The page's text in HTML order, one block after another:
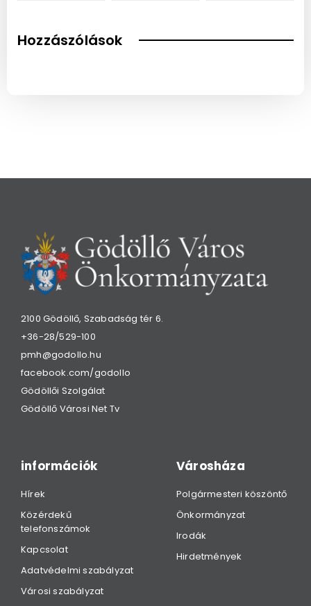
Hozzászólások
2100 Gödöllő, Szabadság tér 6.
+36-28/529-100
pmh@godollo.hu
facebook.com/godollo
Gödöllői Szolgálat
Gödöllő Városi Net Tv
információk
Hírek
Közérdekű
telefonszámok
Kapcsolat
Adatvédelmi szabályzat
Városi szabályzat
Városháza
Polgármesteri köszöntő
Önkormányzat
Irodák
Hirdetmények